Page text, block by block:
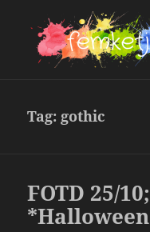
Tag: gothic
FOTD 25/